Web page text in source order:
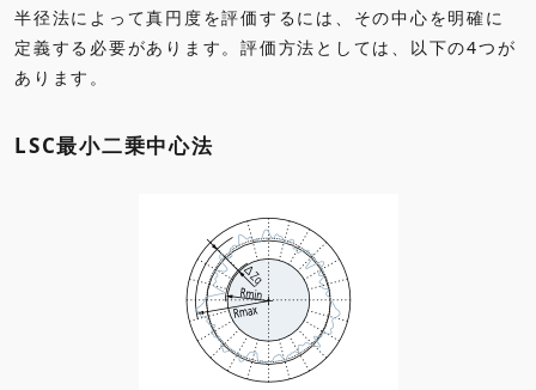
半径法によって真円度を評価するには、その中心を明確に
定義する必要があります。評価方法としては、以下の4つが
あります。
LSC最小二乗中心法